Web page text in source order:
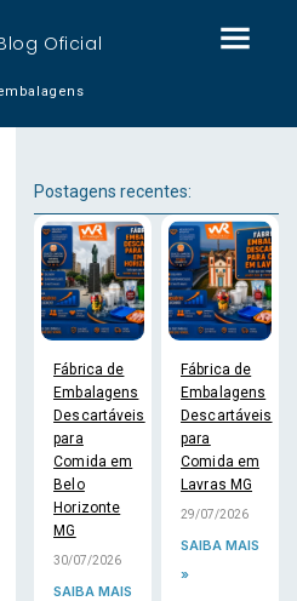
Oficial
Postagens recentes:
Fábrica de
Embalagens
Descartáveis
para
Comida em
Belo
Horizonte
MG
30/07/2026
SAIBA MAIS
Fábrica de
Embalagens
Descartáveis
para
Comida em
Lavras MG
29/07/2026
SAIBA MAIS
»